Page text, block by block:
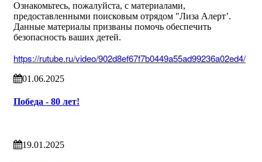
Ознакомьтесь, пожалуйста, с материалами,
предоставленными поисковым отрядом "Лиза Алерт’.
Данные материалы призваны помочь обеспечить
безопасность ваших детей.
https://rutube.ru/video/902d8ef67f7b0449a55ad99236a02ed4/
01.06.2025
Победа - 80 лет!
19.01.2025